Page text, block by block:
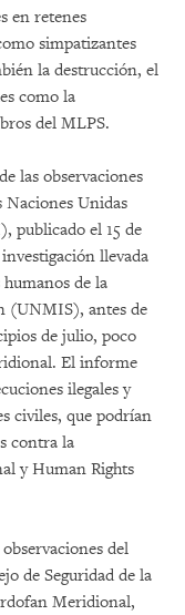
en retenes
simpatizantes
la destrucción, el
como la
del MLPS.
las observaciones
Unidas
publicado el 15 de
llevada
de la
(UNMIS), antes de
de julio, poco
El informe
ilegales y
civiles, que podrían
contra la
y Human Rights
del
de Seguridad de la
Meridional,